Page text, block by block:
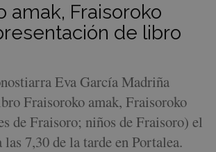
amak, Fraisoroko
de libro
Eva García Madriña
Fraisoroko amak, Fraisoroko
de Fraisoro; niños de Fraisoro) el
7,30 de la tarde en Portalea.